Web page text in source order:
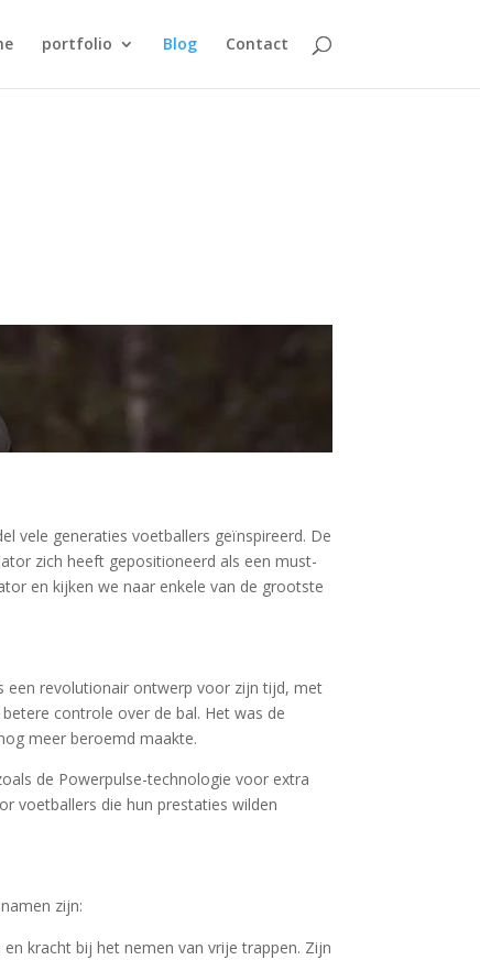
portfolio Blog Contact
vele generaties voetballers geïnspireerd. De
zich heeft gepositioneerd als een must-
en kijken we naar enkele van de grootste
een revolutionair ontwerp voor zijn tijd, met
controle over de bal. Het was de
meer beroemd maakte.
de Powerpulse-technologie voor extra
voetballers die hun prestaties wilden
zijn:
kracht bij het nemen van vrije trappen. Zijn